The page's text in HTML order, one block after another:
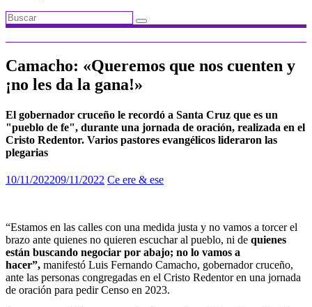
Camacho: «Queremos que nos cuenten y
¡no les da la gana!»
El gobernador cruceño le recordó a Santa Cruz que es un
"pueblo de fe", durante una jornada de oración, realizada en el
Cristo Redentor. Varios pastores evangélicos lideraron las
plegarias
10/11/202209/11/2022 Ce ere & ese
“Estamos en las calles con una medida justa y no vamos a torcer el
brazo ante quienes no quieren escuchar al pueblo, ni de quienes
están buscando negociar por abajo; no lo vamos a
hacer”, manifestó Luis Fernando Camacho, gobernador cruceño,
ante las personas congregadas en el Cristo Redentor en una jornada
de oración para pedir Censo en 2023.